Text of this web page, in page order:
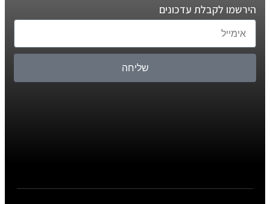
הירשמו לקבלת עדכונים
שליחה